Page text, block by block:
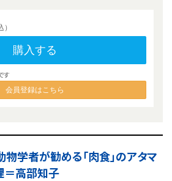
）
購入する
す
会員登録はこちら
学者が勧める「肉食」のアタマ
＝高部知子